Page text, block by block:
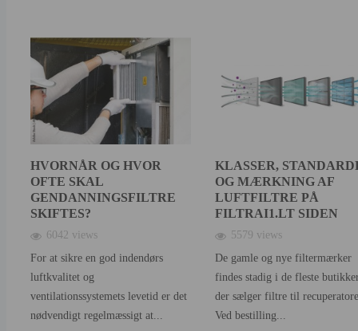
HVORNÅR OG HVOR
OFTE SKAL
GENDANNINGSFILTRE
SKIFTES?
6042 views
For at sikre en god indendørs
luftkvalitet og
ventilationssystemets levetid er det
nødvendigt regelmæssigt at...
KLASSER,
OG MÆRKNING AF
LUFTFILTRE PÅ
FILTRAI1.LT SIDEN
5579 views
De gamle og nye filtermærker
findes stadig i de fleste
der sælger filtre til
Ved bestilling...